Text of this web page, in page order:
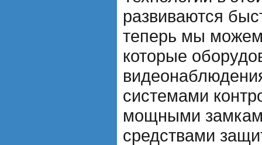
развиваются
теперь мы
которые
системами
мощными
средствами